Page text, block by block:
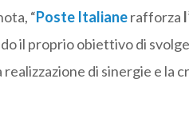
“Poste Italianerafforza
il proprio obiettivo di
di sinergie e la